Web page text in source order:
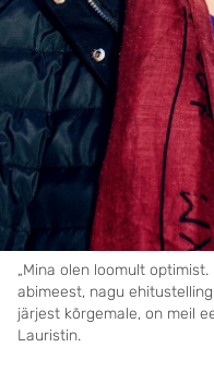
„Mina olen loomult
abimeest, nagu
järjest kõrgemale, on meil
Lauristin.